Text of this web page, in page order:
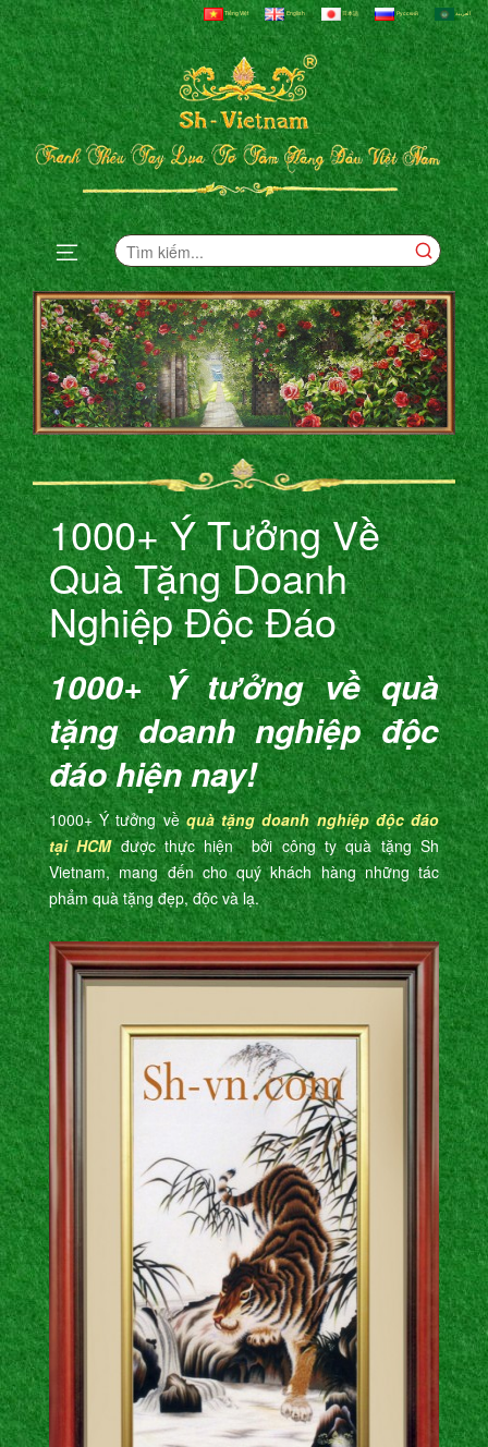
Tiếng Việt English 日本語 Русский العربية
1000+ Ý Tưởng Về
Quà Tặng Doanh
Nghiệp Độc Đáo
1000+ Ý tưởng về quà
tặng doanh nghiệp độc
đáo hiện nay!
1000+ Ý tưởng vềquà tặng doanh nghiệp độc đáo
tại HCMđược thực hiện bởi công ty quà tặng Sh
Vietnam, mang đến cho quý khách hàng những tác
phẩm quà tặng đẹp, độc và lạ.